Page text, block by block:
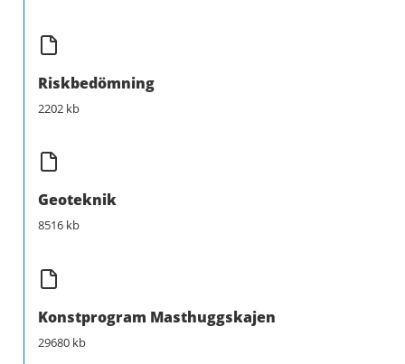
Riskbedömning
2202 kb
Geoteknik
8516 kb
Konstprogram Masthuggskajen
29680 kb